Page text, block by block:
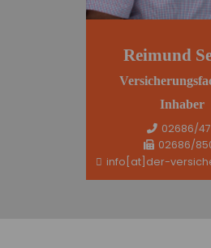
Reimund
Inhaber
02686/
02686/
info[at]der-